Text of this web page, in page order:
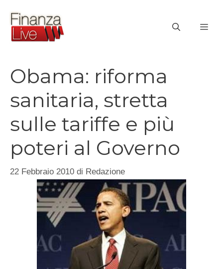
contenuto
Obama: riforma
sanitaria, stretta
sulle tariffe e più
poteri al Governo
22 Febbraio 2010 di Redazione